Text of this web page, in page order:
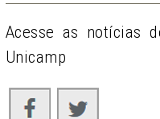
Acesse as notícias
Unicamp